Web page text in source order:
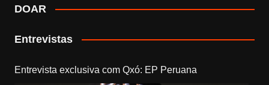
DOAR
Entrevistas
Entrevista exclusiva com Qxó: EP Peruana